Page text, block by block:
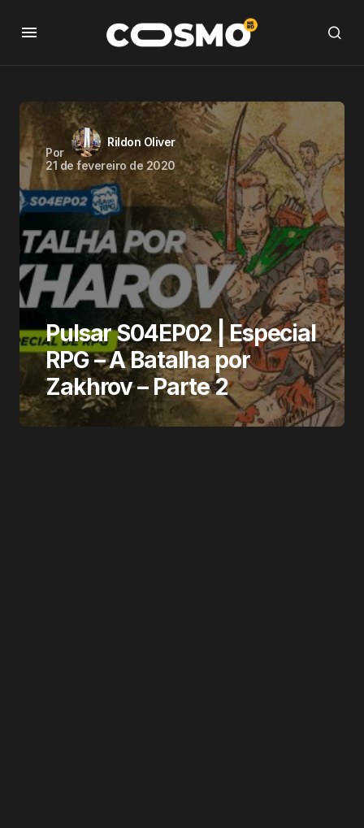
Por
Rildon Oliver
21 de fevereiro de 2020
Pulsar S04EP02 | Especial
RPG – A Batalha por
Zakhrov – Parte 2